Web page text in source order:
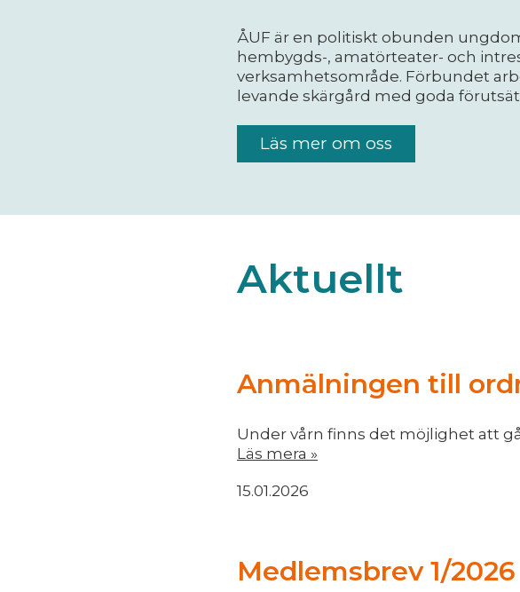
ÅUF är en politiskt obunden
hembygds-, amatörteater- och
verksamhetsområde. Förbundet
levande skärgård med goda
Läs mer om oss
Aktuellt
Anmälningen till
Under vårn finns det möjlighet att
Läs mera »
15.01.2026
Medlemsbrev 1/2026